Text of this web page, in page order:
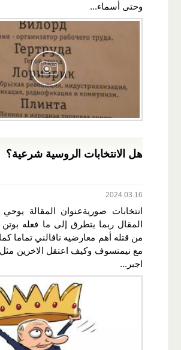
وحتى أسماء...
هل الانتخابات الروسية شرعية؟
2024.03.16
انتخابات صوريةعنوان المقالة
المقال ربما يتطرق إلى ما فعله
من قتله أهم معارضيه نافالني تماما
مع نيمتسوف وكيف اعتقل الاخرين مثل
اجبر...